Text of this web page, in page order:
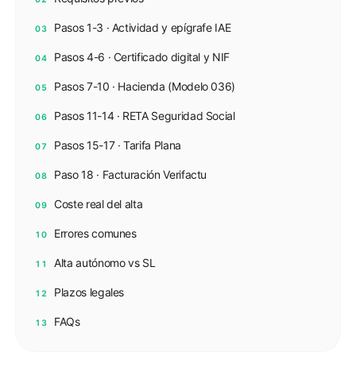
03 Pasos 1-3 · Actividad y epígrafe IAE
04 Pasos 4-6 · Certificado digital y NIF
05 Pasos 7-10 · Hacienda (Modelo 036)
06 Pasos 11-14 · RETA Seguridad Social
07 Pasos 15-17 · Tarifa Plana
08 Paso 18 · Facturación Verifactu
09 Coste real del alta
10 Errores comunes
11 Alta autónomo vs SL
12 Plazos legales
13 FAQs